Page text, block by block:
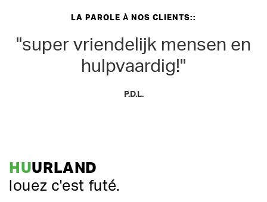
LA PAROLE À NOS CLIENTS::
"super vriendelijk mensen en
hulpvaardig!"
P.D.L.
HUURLAND
louez c'est futé.